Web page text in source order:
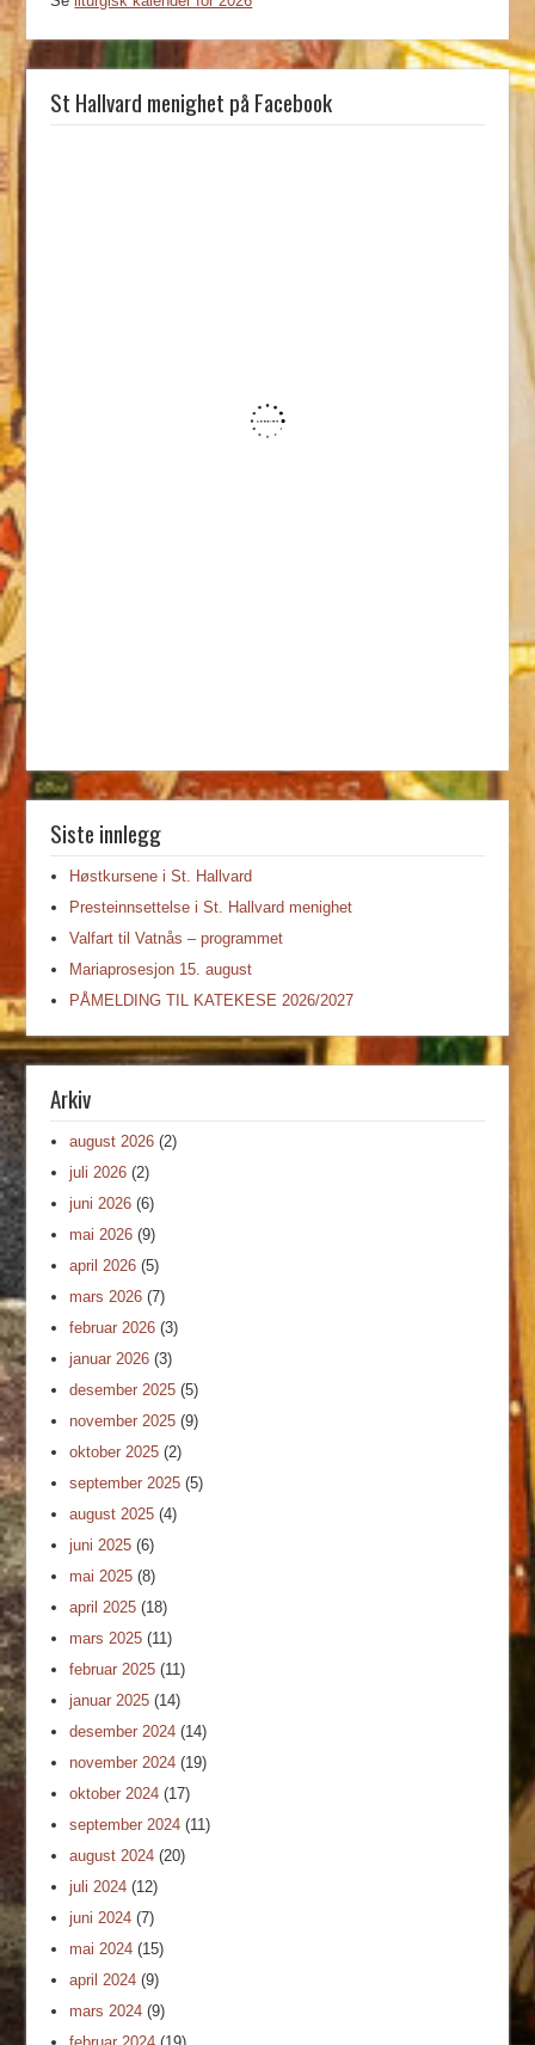
St Hallvard menighet på Facebook
Siste innlegg
Høstkursene i St. Hallvard
Presteinnsettelse i St. Hallvard menighet
Valfart til Vatnås – programmet
Mariaprosesjon 15. august
PÅMELDING TIL KATEKESE 2026/2027
Arkiv
august 2026 (2)
juli 2026 (2)
juni 2026 (6)
mai 2026 (9)
april 2026 (5)
mars 2026 (7)
februar 2026 (3)
januar 2026 (3)
desember 2025 (5)
november 2025 (9)
oktober 2025 (2)
september 2025 (5)
august 2025 (4)
juni 2025 (6)
mai 2025 (8)
april 2025 (18)
mars 2025 (11)
februar 2025 (11)
januar 2025 (14)
desember 2024 (14)
november 2024 (19)
oktober 2024 (17)
september 2024 (11)
august 2024 (20)
juli 2024 (12)
juni 2024 (7)
mai 2024 (15)
april 2024 (9)
mars 2024 (9)